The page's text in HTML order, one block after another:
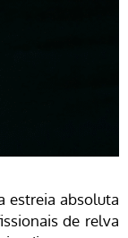
estreia absoluta
de relva